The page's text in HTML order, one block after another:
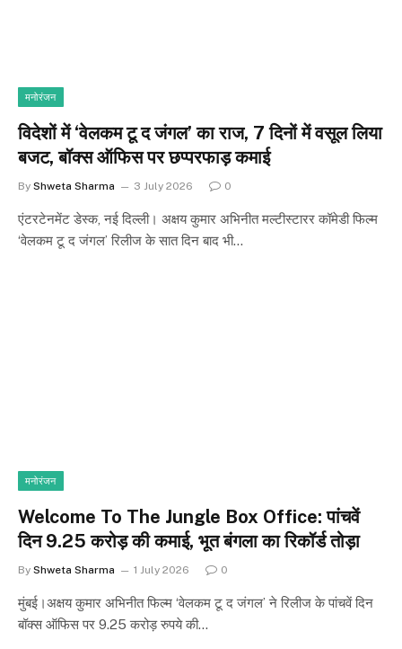
मनोरंजन
विदेशों में ‘वेलकम टू द जंगल’ का राज, 7 दिनों में वसूल लिया
बजट, बॉक्स ऑफिस पर छप्परफाड़ कमाई
By Shweta Sharma 3 July 2026 0
एंटरटेनमेंट डेस्क, नई दिल्ली। अक्षय कुमार अभिनीत मल्टीस्टारर कॉमेडी फिल्म
‘वेलकम टू द जंगल’ रिलीज के सात दिन बाद भी…
मनोरंजन
Welcome To The Jungle Box Office: पांचवें
दिन 9.25 करोड़ की कमाई, भूत बंगला का रिकॉर्ड तोड़ा
By Shweta Sharma 1 July 2026 0
मुंबई।अक्षय कुमार अभिनीत फिल्म ‘वेलकम टू द जंगल’ ने रिलीज के पांचवें दिन
बॉक्स ऑफिस पर 9.25 करोड़ रुपये की…